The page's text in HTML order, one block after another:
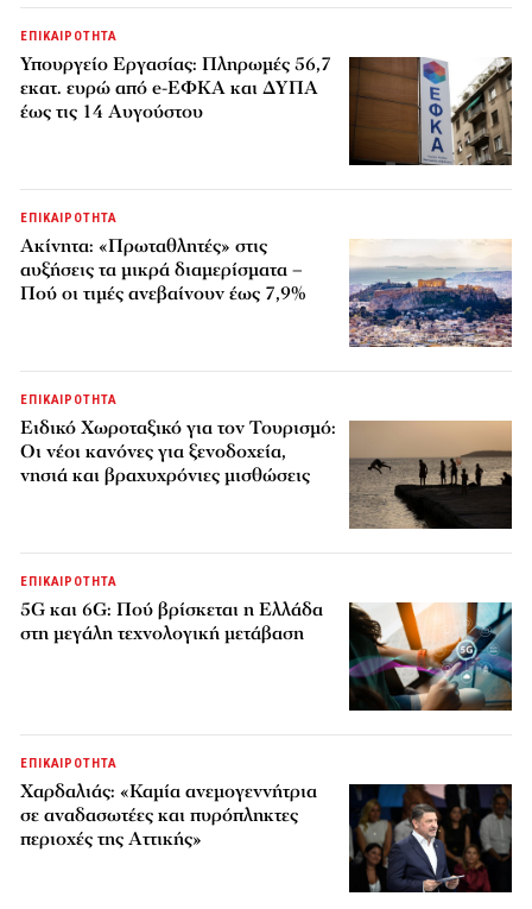
ΕΠΙΚΑΙΡΟΤΗΤΑ
Υπουργείο Εργασίας: Πληρωμές 56,7
εκατ. ευρώ από e-ΕΦΚΑ και ΔΥΠΑ
έως τις 14 Αυγούστου
ΕΠΙΚΑΙΡΟΤΗΤΑ
Ακίνητα: «Πρωταθλητές» στις
αυξήσεις τα μικρά διαμερίσματα –
Πού οι τιμές ανεβαίνουν έως 7,9%
ΕΠΙΚΑΙΡΟΤΗΤΑ
Ειδικό Χωροταξικό για τον Τουρισμό:
Οι νέοι κανόνες για ξενοδοχεία,
νησιά και βραχυχρόνιες μισθώσεις
ΕΠΙΚΑΙΡΟΤΗΤΑ
5G και 6G: Πού βρίσκεται η Ελλάδα
στη μεγάλη τεχνολογική μετάβαση
ΕΠΙΚΑΙΡΟΤΗΤΑ
Χαρδαλιάς: «Καμία ανεμογεννήτρια
σε αναδασωτέες και πυρόπληκτες
περιοχές της Αττικής»